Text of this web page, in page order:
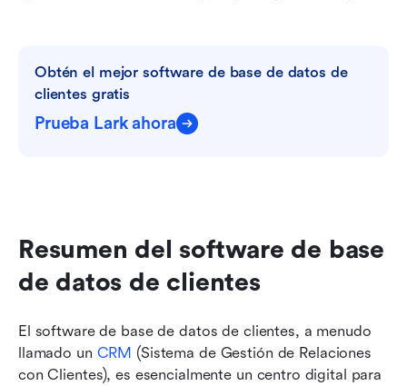
Obtén el mejor software de base de datos de
clientes gratis
Prueba Lark ahora
Resumen del software de base
de datos de clientes
El software de base de datos de clientes, a menudo
llamado un CRM (Sistema de Gestión de Relaciones
con Clientes), es esencialmente un centro digital para